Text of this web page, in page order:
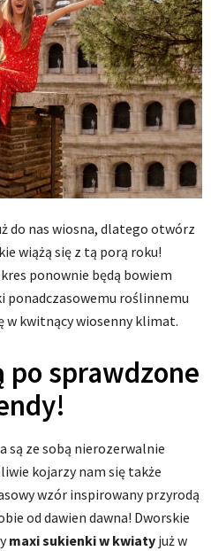
do nas wiosna, dlatego otwórz
wiążą się z tą porą roku!
ponownie będą bowiem
ponadczasowemu roślinnemu
w kwitnący wiosenny klimat.
sprawdzone
są ze sobą nierozerwalnie
kojarzy nam się także
wzór inspirowany przyrodą
od dawien dawna! Dworskie
maxi sukienki w kwiaty już w